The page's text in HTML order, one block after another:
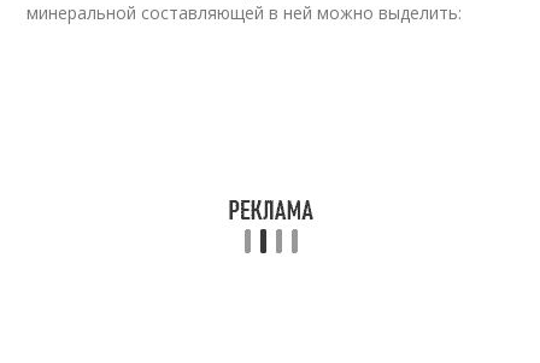
минеральной составляющей в ней можно выделить: